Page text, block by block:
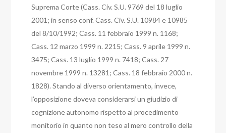
Suprema Corte (Cass. Civ. S.U. 9769 del 18 luglio
2001; in senso conf. Cass. Civ. S.U. 10984 e 10985
del 8/10/1992; Cass. 11 febbraio 1999 n. 1168;
Cass. 12 marzo 1999 n. 2215; Cass. 9 aprile 1999 n.
3475; Cass. 13 luglio 1999 n. 7418; Cass. 27
novembre 1999 n. 13281; Cass. 18 febbraio 2000 n.
1828).Stando al diverso orientamento, invece,
l’opposizione doveva considerarsi un giudizio di
cognizione autonomo rispetto al procedimento
monitorio in quanto non teso al mero controllo della